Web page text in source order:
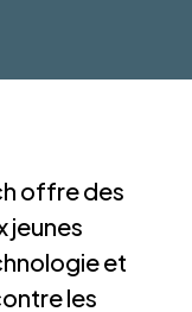
offre des
jeunes
et
les